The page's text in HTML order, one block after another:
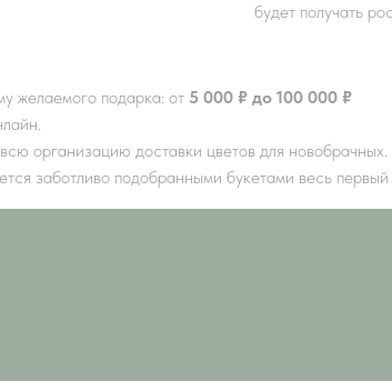
будет получать
желаемого подарка: от 5 000 ₽ до 100 000 ₽
организацию доставки цветов для новобрачных.
заботливо подобранными букетами весь